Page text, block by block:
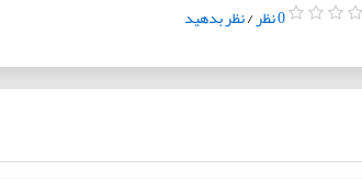
0 نظر /نظر بدهید